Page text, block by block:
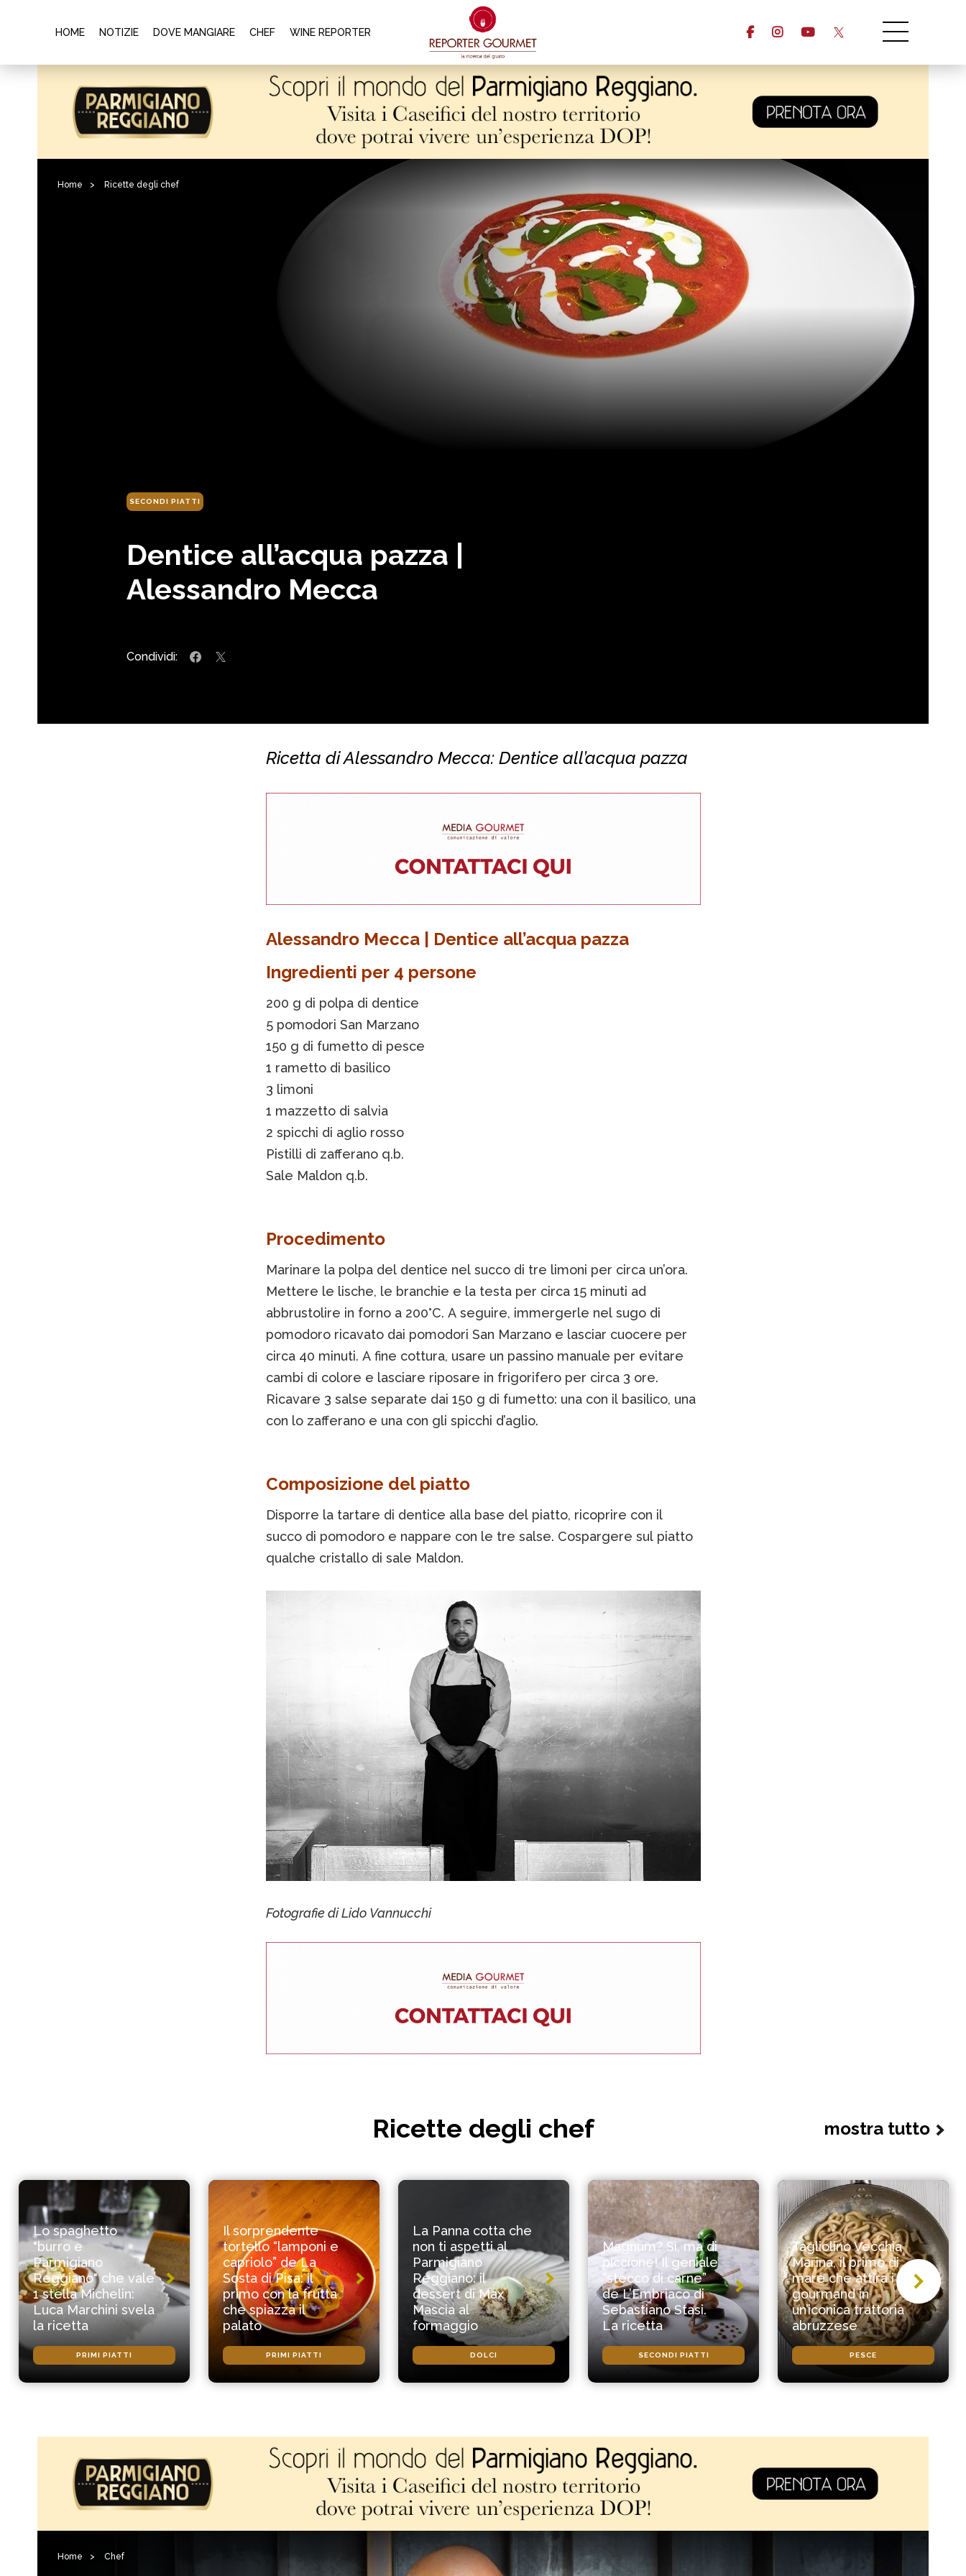
HOME NOTIZIE DOVE MANGIARE CHEF WINE REPORTER
Home > Ricette degli chef
SECONDI PIATTI
Dentice all’acqua pazza |
Alessandro Mecca
Condividi:
Ricetta di Alessandro Mecca: Dentice all’acqua pazza
Alessandro Mecca | Dentice all’acqua pazza
Ingredienti per 4 persone
200 g di polpa di dentice
5 pomodori San Marzano
150 g di fumetto di pesce
1 rametto di basilico
3 limoni
1 mazzetto di salvia
2 spicchi di aglio rosso
Pistilli di zafferano q.b.
Sale Maldon q.b.
Procedimento
Marinare la polpa del dentice nel succo di tre limoni per circa un’ora.
Mettere le lische, le branchie e la testa per circa 15 minuti ad
abbrustolire in forno a 200°C. A seguire, immergerle nel sugo di
pomodoro ricavato dai pomodori San Marzano e lasciar cuocere per
circa 40 minuti. A fine cottura, usare un passino manuale per evitare
cambi di colore e lasciare riposare in frigorifero per circa 3 ore.
Ricavare 3 salse separate dai 150 g di fumetto: una con il basilico, una
con lo zafferano e una con gli spicchi d’aglio.
Composizione del piatto
Disporre la tartare di dentice alla base del piatto, ricoprire con il
succo di pomodoro e nappare con le tre salse. Cospargere sul piatto
qualche cristallo di sale Maldon.
Fotografie di Lido Vannucchi
Ricette degli chef mostra tutto
Lo spaghetto
"burro e
Parmigiano
Reggiano" che vale
1 stella Michelin:
Luca Marchini svela
la ricetta
PRIMI PIATTI
Il sorprendente
tortello “lamponi e
capriolo” de La
Sosta di Pisa: il
primo con la frutta
che spiazza il
palato
PRIMI PIATTI
La Panna cotta che
non ti aspetti al
Parmigiano
Reggiano: il
dessert di Max
Mascia al
formaggio
DOLCI
Magnum? Sì, ma di
piccione! Il geniale
“stecco di carne”
de L’Embriaco di
Sebastiano Stasi.
La ricetta
SECONDI PIATTI
Tagliolino Vecchia
Marina, il primo di
mare che attira i
gourmand in
un’iconica trattoria
abruzzese
PESCE
Home > Chef